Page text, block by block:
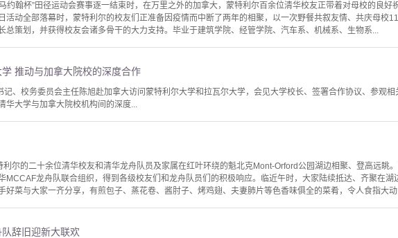
约翰杯”田径运动会赛事逐一结束时，在万里之外的加拿大，蒙特利尔百余位清华校友正带着对母校的良好
活动全部落幕时，蒙特利尔的校友们正准备因疫情而中断了两年的相聚，以一次野餐共叙友情、共庆母校
总策划，并获得校友会诸多骨干的大力支持。毕业于建筑学院、经管学院、汽车系、机械系、生物系...
推动与加拿大院校的深度合作
、校务委员会主任陈旭赴加拿大访问蒙特利尔大学和拉瓦尔大学，会见大学校长、签署合作协议、参观相
华大学与加拿大院校机构间的深度...
尔的二十余位清华校友和清华龙舟队员及家属在红叶环绕的魁北克Mont-Orford公园湖边相聚、登高远眺
MCCAF龙舟队联合组织，得到各级校友们和龙舟队员们的积极响应。临近午时，大家陆续抵达、齐聚在湖
好菜与大家一齐分享，有煎包子、蒸花卷、酱肘子、烤鸡翅、夫妻肺片等色香味俱全的菜肴，令人食指大
辞旧迎新大联欢